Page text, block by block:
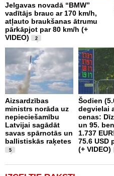
Jelgavas novadā “BMW”
vadītājs brauc ar 170 km/h,
atļauto braukšanas ātrumu
pārkāpjot par 80 km/h (+
VIDEO)
2
Aizsardzības
ministrs norāda uz
nepieciešamību
Latvijai sagādāt
savas spārnotās un
ballistiskās raķetes
5
Šodien
degvielai
cenas:
un 95.
1.737
75.6 USD
(+ VIDEO)